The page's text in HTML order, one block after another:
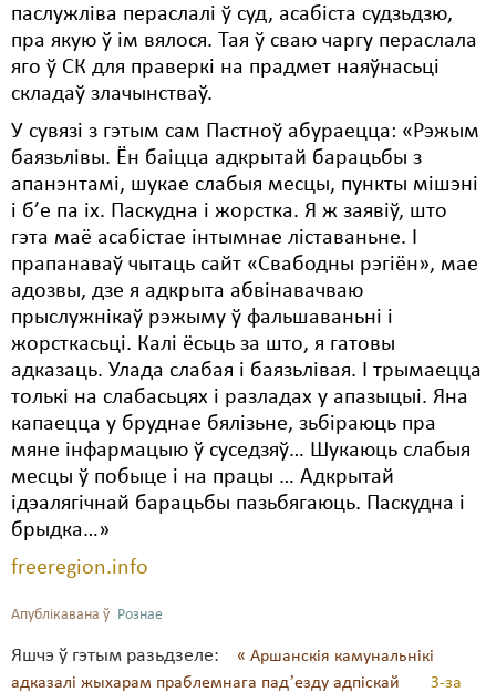
паслужліва пераслалі ў суд, асабіста судзьдзю,
пра якую ў ім вялося. Тая ў сваю чаргу пераслала
яго ў СК для праверкі на прадмет наяўнасьці
складаў злачынстваў.
У сувязі з гэтым сам Пастноў абураецца: «Рэжым
баязьлівы. Ён баіцца адкрытай барацьбы з
апанэнтамі, шукае слабыя месцы, пункты мішэні
і б’е па іх. Паскудна і жорстка. Я ж заявіў, што
гэта маё асабістае інтымнае ліставаньне. І
прапанаваў чытаць сайт «Свабодны рэгіён», мае
адозвы, дзе я адкрыта абвінавачваю
прыслужнікаў рэжыму ў фальшаваньні і
жорсткасьці. Калі ёсьць за што, я гатовы
адказаць. Улада слабая і баязьлівая. І трымаецца
толькі на слабасьцях і разладах у апазыцыі. Яна
капаецца у бруднае бялізьне, зьбіраюць пра
мяне інфармацыю ў суседзяў… Шукаюць слабыя
месцы ў побыце і на працы … Адкрытай
ідэалягічнай барацьбы пазьбягаюць. Паскудна і
брыдка…»
freeregion.info
Апублікавана ў Рознае
Яшчэ ў гэтым разьдзеле:
« Аршанскія камунальнікі
адказалі жыхарам праблемнага падʼезду адпіскай
З-за
Праваабаронцы
Правы дзіцяці
Пэнітэнцыярная сыстэма
Распальваньне варожасьці
Рознае
Свабода слова
Свабода сумленьня
Суд
Сьмяротнае пакараньне
Правы працоўных
Сацыяльныя правы